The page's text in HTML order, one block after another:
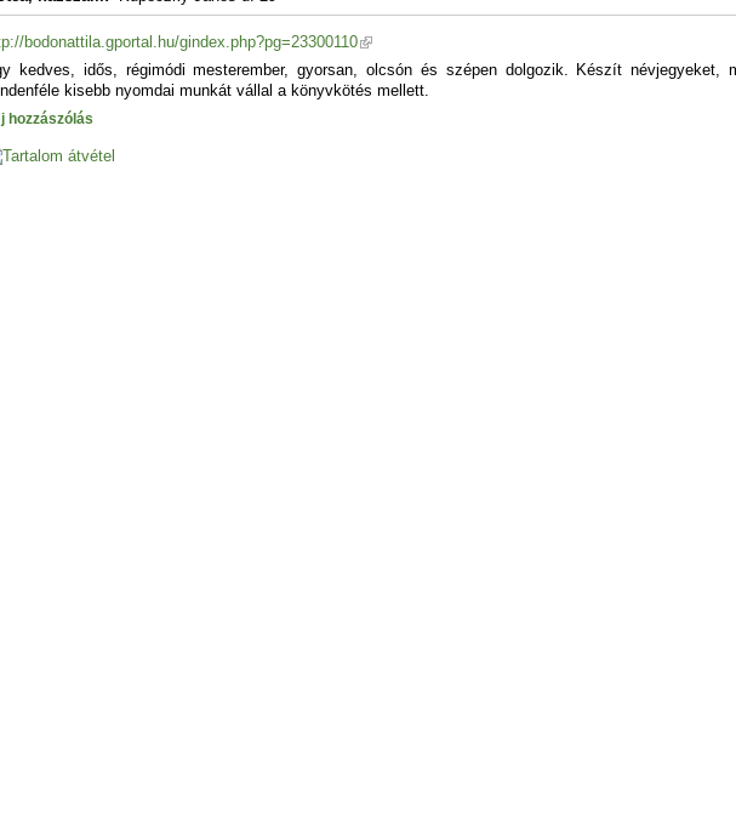
bodonattila.gportal.hu/gindex.php?pg=23300110
kedves, idős, régimódi mesterember, gyorsan, olcsón és szépen dolgozik. Készít névjegyeket,
kisebb nyomdai munkát vállal a könyvkötés mellett.
hozzászólás